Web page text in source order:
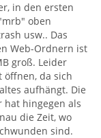
in den ersten
oben
usw.. Das
Web-Ordnern ist
groß. Leider
öffnen, da sich
aufhängt. Die
hat hingegen als
die Zeit, wo
sind.